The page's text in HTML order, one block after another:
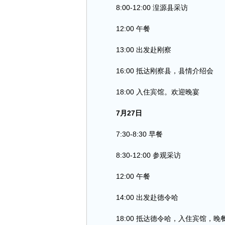
8:00-12:00 湟源县采访
12:00 午餐
13:00 出发赴刚察
16:00 抵达刚察县，县情介绍会
18:00 入住宾馆。欢迎晚宴
7月27日
7:30-8:30 早餐
8:30-12:00 参观采访
12:00 午餐
14:00 出发赴德令哈
18:00 抵达德令哈，入住宾馆，晚